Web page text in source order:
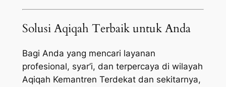
Solusi Aqiqah Terbaik untuk Anda
Bagi Anda yang mencari layanan
profesional, syar’i, dan terpercaya di wilayah
Aqiqah Kemantren Terdekat dan sekitarnya,